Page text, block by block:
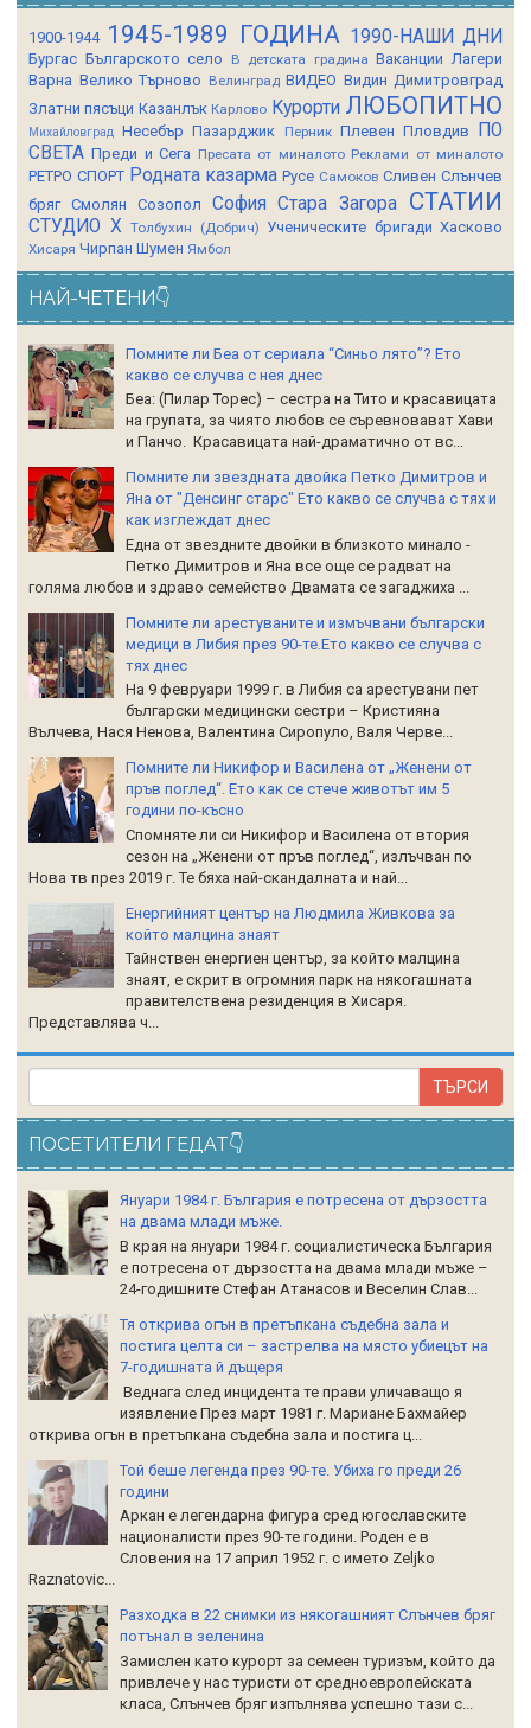
1900-1944 1945-1989 ГОДИНА 1990-НАШИ ДНИ
Бургас Българското село В детската градина Ваканции Лагери
Варна Велико Търново Велинград ВИДЕО Видин Димитровград
Златни пясъци Казанлък Карлово Курорти ЛЮБОПИТНО
Михайловград Несебър Пазарджик Перник Плевен Пловдив
ПО
СВЕТА Преди и Сега Пресата от миналото Реклами от миналото
РЕТРО СПОРТ Родната казарма Русе Самоков Сливен Слънчев
бряг Смолян Созопол София Стара Загора СТАТИИ
СТУДИО Х Толбухин (Добрич) Ученическите бригади Хасково
Хисаря Чирпан Шумен Ямбол
НАЙ-ЧЕТЕНИ👇
Помните ли Беа от сериала “Синьо лято”? Ето
какво се случва с нея днес
Беа: (Пилар Торес) – сестра на Тито и красавицата
на групата, за чиято любов се съревновават Хави
и Панчо. Красавицата най-драматично от вс...
Помните ли звездната двойка Петко Димитров и
Яна от "Денсинг старс" Ето какво се случва с тях и
как изглеждат днес
Една от звездните двойки в близкото минало -
Петко Димитров и Яна все още се радват на
голяма любов и здраво семейство Двамата се загаджиха ...
Помните ли арестуваните и измъчвани български
медици в Либия през 90-те.Ето какво се случва с
тях днес
На 9 февруари 1999 г. в Либия са арестувани пет
български медицински сестри – Кристияна
Вълчева, Нася Ненова, Валентина Сиропуло, Валя Черве...
Помните ли Никифор и Василена от „Женени от
пръв поглед“. Ето как се стече животът им 5
години по-късно
Спомняте ли си Никифор и Василена от втория
сезон на „Женени от пръв поглед“, излъчван по
Нова тв през 2019 г. Те бяха най-скандалната и най...
Енергийният център на Людмила Живкова за
който малцина знаят
Тайнствен енергиен център, за който малцина
знаят, е скрит в огромния парк на някогашната
правителствена резиденция в Хисаря.
Представлява ч...
ПОСЕТИТЕЛИ ГЕДАТ👇
Януари 1984 г. България е потресена от дързостта
на двама млади мъже.
В края на януари 1984 г. социалистическа България
е потресена от дързостта на двама млади мъже –
24-годишните Стефан Атанасов и Веселин Слав...
Тя открива огън в претъпкана съдебна зала и
постига целта си – застрелва на място убиецът на
7-годишната й дъщеря
Веднага след инцидента те прави уличаващо я
изявление През март 1981 г. Мариане Бахмайер
открива огън в претъпкана съдебна зала и постига ц...
Той беше легенда през 90-те. Убиха го преди 26
години
Аркан е легендарна фигура сред югославските
националисти през 90-те години. Роден е в
Словения на 17 април 1952 г. с името Zeljko
Raznatoviс...
Разходка в 22 снимки из някогашният Слънчев бряг
потънал в зеленина
Замислен като курорт за семеен туризъм, който да
привлече у нас туристи от средноевропейската
класа, Слънчев бряг изпълнява успешно тази с...